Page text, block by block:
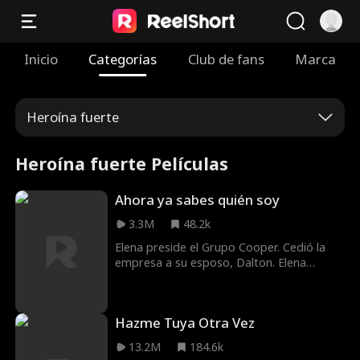
Inicio Categorías Club de fans Marca
Heroína fuerte
Heroína fuerte Películas
Ahora ya sabes quién soy
3.3M
48.2k
Elena preside el Grupo Cooper. Cedió la
empresa a su esposo, Dalton. Elena
ambiente laboral lleno de chismes, acoso y
rumores. Muchos especulan que la
"esposa de Dalton" es una vieja bruja.
Hazme Tuya Otra Vez
13.2M
184.6k